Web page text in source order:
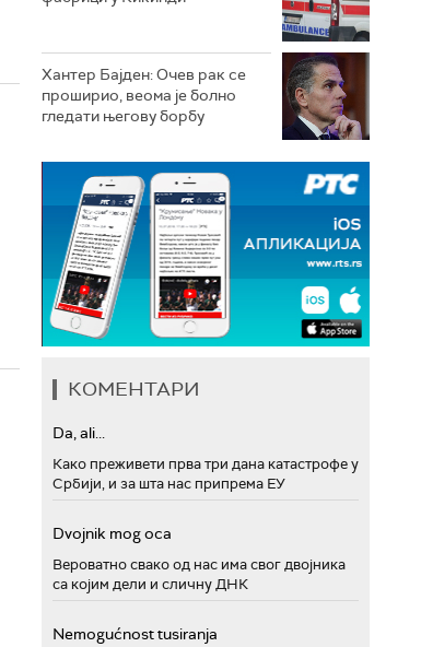
Хантер Бајден: Очев рак се
проширио, веома је болно
гледати његову борбу
КОМЕНТАРИ
Da, ali...
Како преживети прва три дана катастрофе у
Србији, и за шта нас припрема ЕУ
Dvojnik mog oca
Вероватно свако од нас има свог двојника
са којим дели и сличну ДНК
Nemogućnost tusiranja